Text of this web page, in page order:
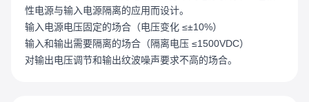
性电源与输入电源隔离的应用而设计。
输入电源电压固定的场合（电压变化 ≤±10%）
输入和输出需要隔离的场合（隔离电压 ≤1500VDC）
对输出电压调节和输出纹波噪声要求不高的场合。